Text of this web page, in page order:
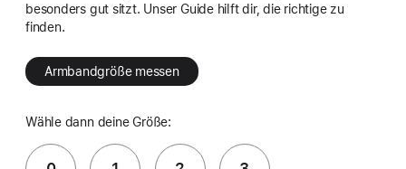
besonders gut sitzt. Unser Guide hilft dir, die richtige zu
finden.
Armbandgröße messen
Wähle dann deine Größe: